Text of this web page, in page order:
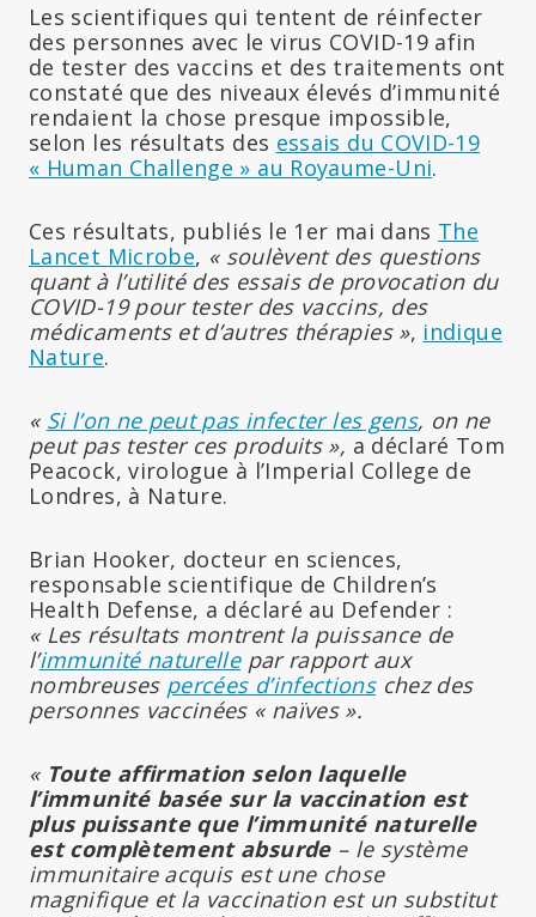
Les scientifiques qui tentent de réinfecter
des personnes avec le virus COVID-19 afin
de tester des vaccins et des traitements ont
constaté que des niveaux élevés d’immunité
rendaient la chose presque impossible,
selon les résultats des essais du COVID-19
« Human Challenge » au Royaume-Uni.
Ces résultats, publiés le 1er mai dans The
Lancet Microbe, « soulèvent des questions
quant à l’utilité des essais de provocation du
COVID-19 pour tester des vaccins, des
médicaments et d’autres thérapies », indique
Nature.
« Si l’on ne peut pas infecter les gens, on ne
peut pas tester ces produits », a déclaré Tom
Peacock, virologue à l’Imperial College de
Londres, à Nature.
Brian Hooker, docteur en sciences,
responsable scientifique de Children’s
Health Defense, a déclaré au Defender :
« Les résultats montrent la puissance de
l’immunité naturellepar rapport aux
nombreuses percées d’infectionschez des
personnes vaccinées « naïves ».
« Toute affirmation selon laquelle
l’immunité basée sur la vaccination est
plus puissante que l’immunité naturelle
est complètement absurde– le système
immunitaire acquis est une chose
magnifique et la vaccination est un substitut